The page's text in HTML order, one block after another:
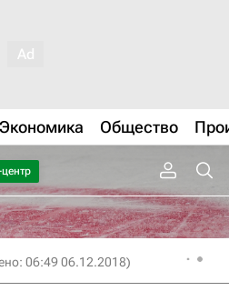
Экономика Общество
06:49 06.12.2018)